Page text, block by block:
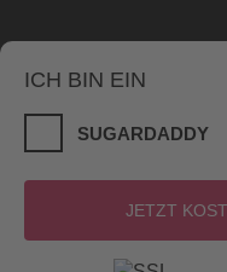
ICH BIN EIN
SUGARDADDY